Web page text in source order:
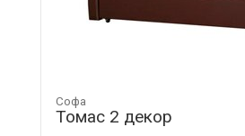
Софа
Томас 2 декор